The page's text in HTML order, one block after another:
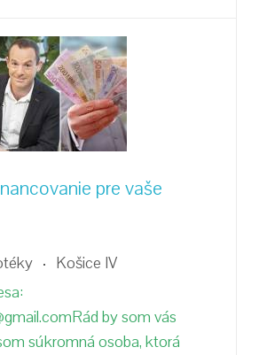
pre vaše
Košice IV
by som vás
súkromná osoba, ktorá